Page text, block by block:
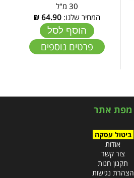
30 מ"ל
המחיר שלנו: 64.90
₪
הוסף לסל
פרטים נוספים
מפת אתר
ביטול עסקה
אודות
צור קשר
תקנון חנות
הצהרת נגישות